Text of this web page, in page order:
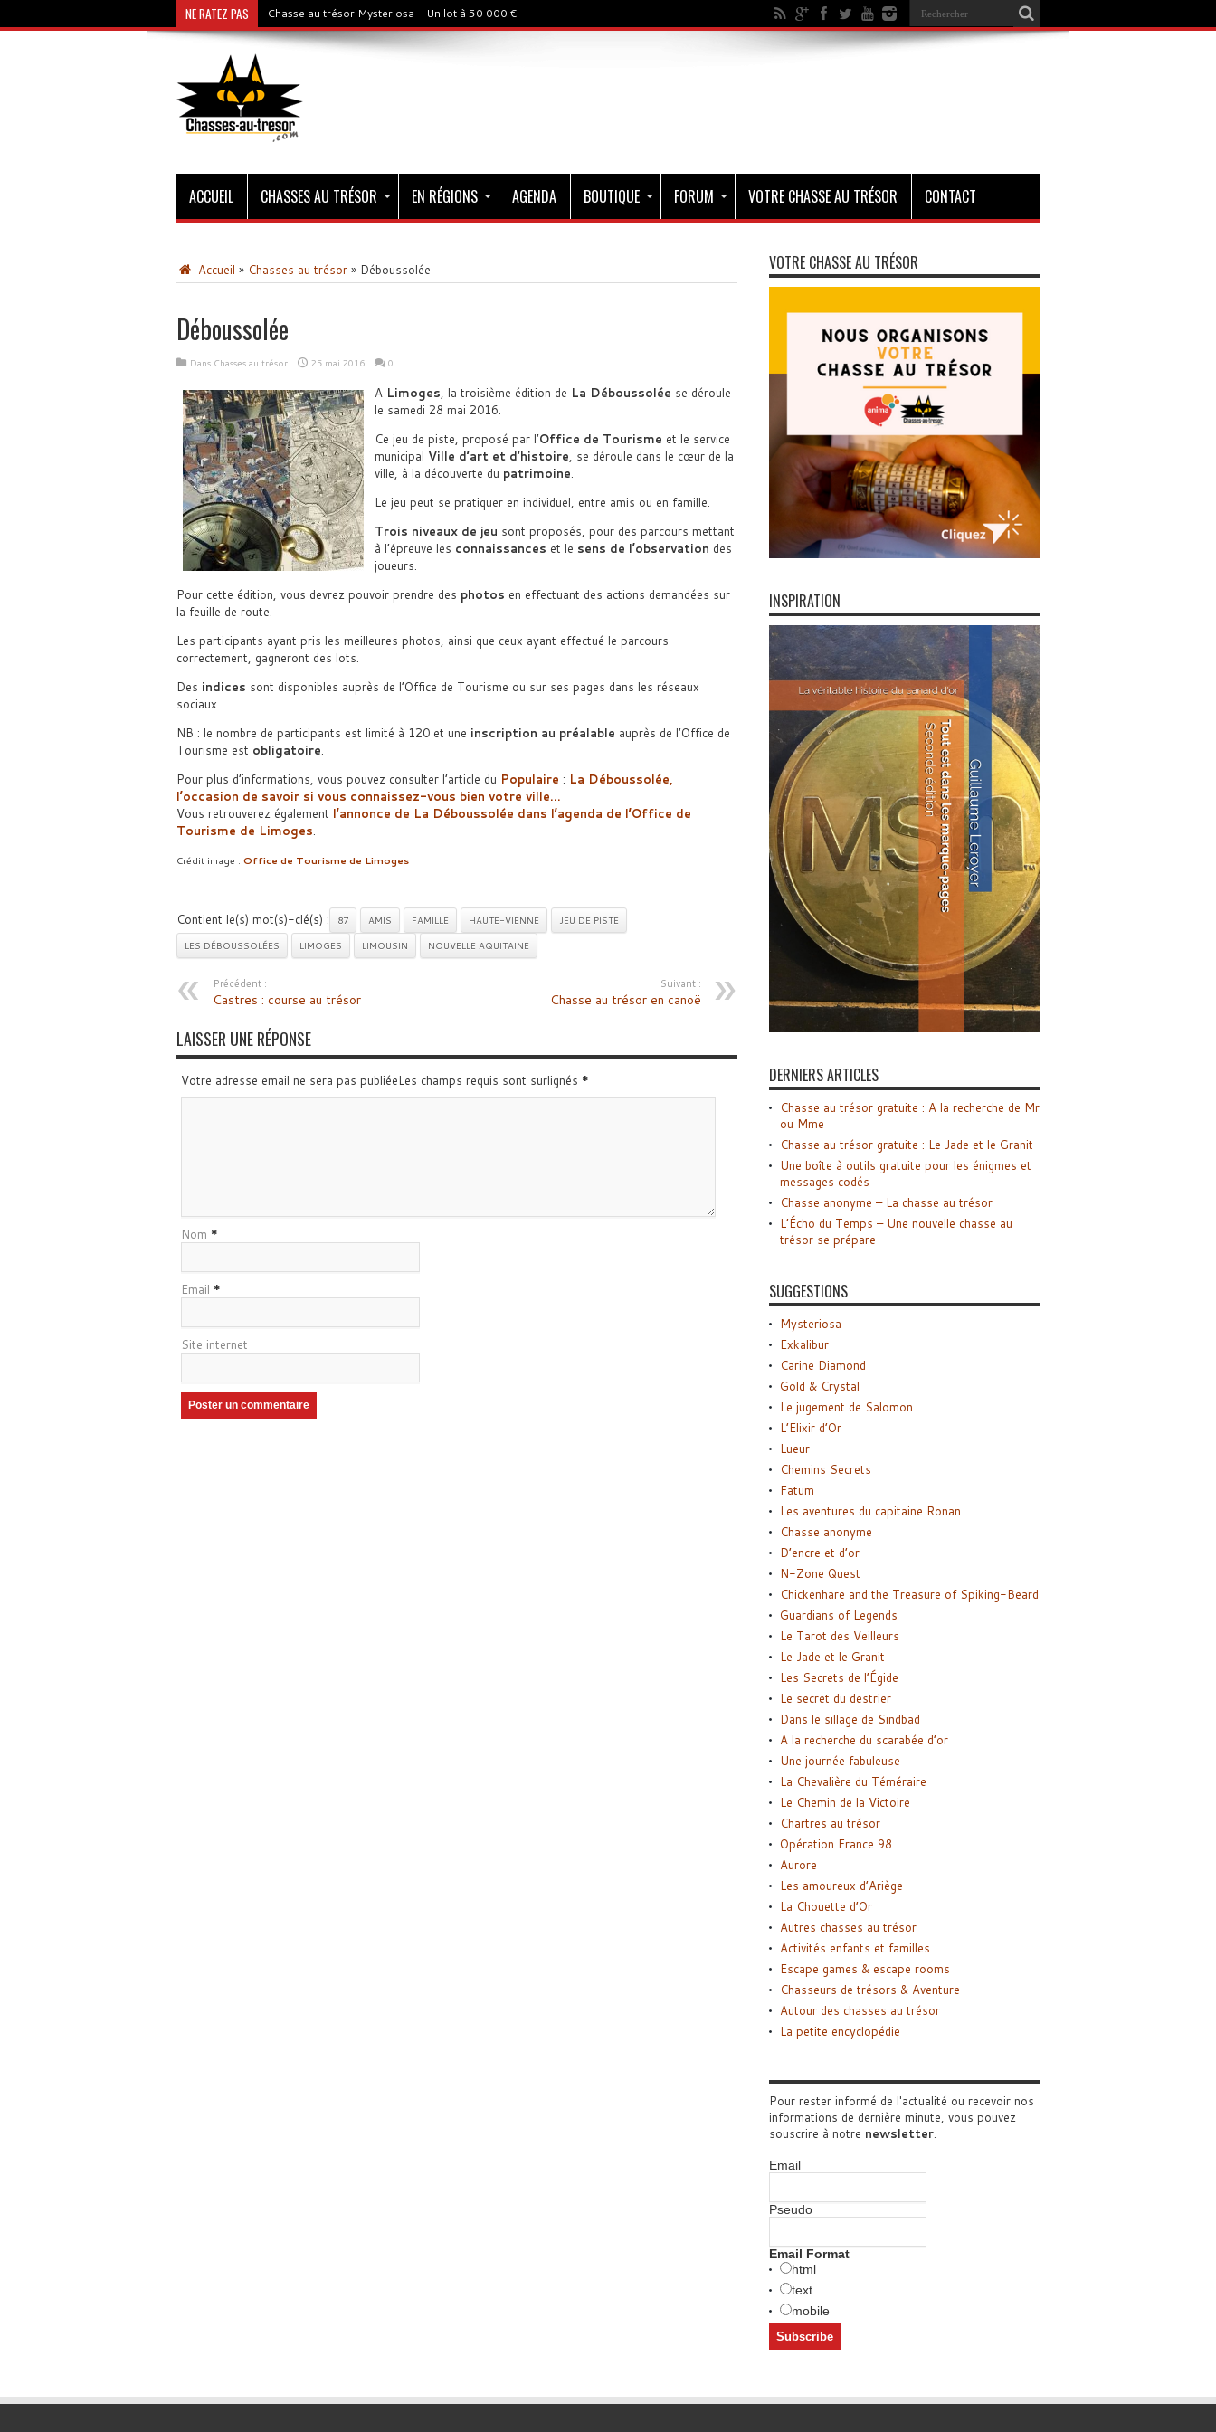
NE RATEZ PAS Chasse au trésor Mysteriosa - Un lot à 50 000 €
ACCUEIL CHASSES AU TRÉSOR EN RÉGIONS AGENDA BOUTIQUE FORUM VOTRE CHASSE AU TRÉSOR CONTACT
Accueil » Chasses au trésor » Déboussolée
Déboussolée
Dans Chasses au trésor 25 mai 2016 0
A Limoges, la troisième édition de La Déboussolée se déroule
le samedi 28 mai 2016.
Ce jeu de piste, proposé par l’Office de Tourisme et le service
municipal Ville d’art et d’histoire, se déroule dans le cœur de la
ville, à la découverte du patrimoine.
Le jeu peut se pratiquer en individuel, entre amis ou en famille.
Trois niveaux de jeu sont proposés, pour des parcours mettant
à l’épreuve les connaissances et le sens de l’observation des
joueurs.
Pour cette édition, vous devrez pouvoir prendre des photos en effectuant des actions demandées sur
la feuille de route.
Les participants ayant pris les meilleures photos, ainsi que ceux ayant effectué le parcours
correctement, gagneront des lots.
Des indices sont disponibles auprès de l’Office de Tourisme ou sur ses pages dans les réseaux
sociaux.
NB : le nombre de participants est limité à 120 et une inscription au préalable auprès de l’Office de
Tourisme est obligatoire.
Pour plus d’informations, vous pouvez consulter l’article du Populaire : La Déboussolée,
l’occasion de savoir si vous connaissez-vous bien votre ville…
Vous retrouverez également l’annonce de La Déboussolée dans l’agenda de l’Office de
Tourisme de Limoges.
Crédit image : Office de Tourisme de Limoges
Contient le(s) mot(s)-clé(s) : 87 AMIS FAMILLE HAUTE-VIENNE
JEU DE PISTE
LES DÉBOUSSOLÉES
LIMOGES LIMOUSIN NOUVELLE AQUITAINE
Précédent :
Castres : course au trésor
Suivant :
Chasse au trésor en canoë
LAISSER UNE RÉPONSE
Votre adresse email ne sera pas publiéeLes champs requis sont surlignés *
Nom *
Email *
Site internet
VOTRE CHASSE AU TRÉSOR
INSPIRATION
DERNIERS ARTICLES
Chasse au trésor gratuite : A la recherche de Mr
ou Mme
Chasse au trésor gratuite : Le Jade et le Granit
Une boîte à outils gratuite pour les énigmes et
messages codés
Chasse anonyme – La chasse au trésor
L’Écho du Temps – Une nouvelle chasse au
trésor se prépare
SUGGESTIONS
Mysteriosa
Exkalibur
Carine Diamond
Gold & Crystal
Le jugement de Salomon
L’Elixir d’Or
Lueur
Chemins Secrets
Fatum
Les aventures du capitaine Ronan
Chasse anonyme
D’encre et d’or
N-Zone Quest
Chickenhare and the Treasure of Spiking-Beard
Guardians of Legends
Le Tarot des Veilleurs
Le Jade et le Granit
Les Secrets de l’Égide
Le secret du destrier
Dans le sillage de Sindbad
A la recherche du scarabée d’or
Une journée fabuleuse
La Chevalière du Téméraire
Le Chemin de la Victoire
Chartres au trésor
Opération France 98
Aurore
Les amoureux d’Ariège
La Chouette d’Or
Autres chasses au trésor
Activités enfants et familles
Escape games & escape rooms
Chasseurs de trésors & Aventure
Autour des chasses au trésor
La petite encyclopédie
Pour rester informé de l'actualité ou recevoir nos
informations de dernière minute, vous pouvez
souscrire à notre newsletter.
Email
Pseudo
Email Format
html
text
mobile